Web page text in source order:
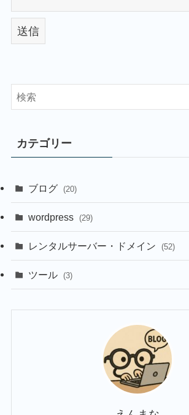
カテゴリー
ブログ (20)
wordpress (29)
レンタルサーバー・ドメイン (52)
ツール (3)